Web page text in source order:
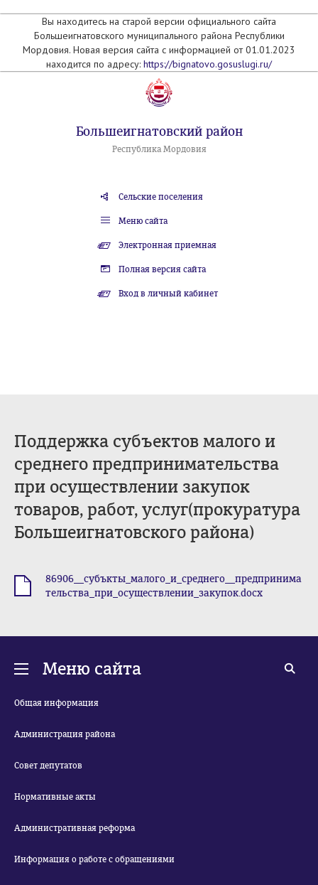
Вы находитесь на старой версии официального сайта
Большеигнатовского муниципального района Республики
Мордовия. Новая версия сайта с информацией от 01.01.2023
находится по адресу: https://bignatovo.gosuslugi.ru/
Большеигнатовский район
Республика Мордовия
Сельские поселения
Меню сайта
Электронная приемная
Полная версия сайта
Вход в личный кабинет
Поддержка субъектов малого и
среднего предпринимательства
при осуществлении закупок
товаров, работ, услуг(прокуратура
Большеигнатовского района)
86906__субъкты_малого_и_среднего__предпринима
тельства_при_осуществлении_закупок.docx
Меню сайта
Общая информация
Администрация района
Совет депутатов
Нормативные акты
Административная реформа
Информация о работе с обращениями